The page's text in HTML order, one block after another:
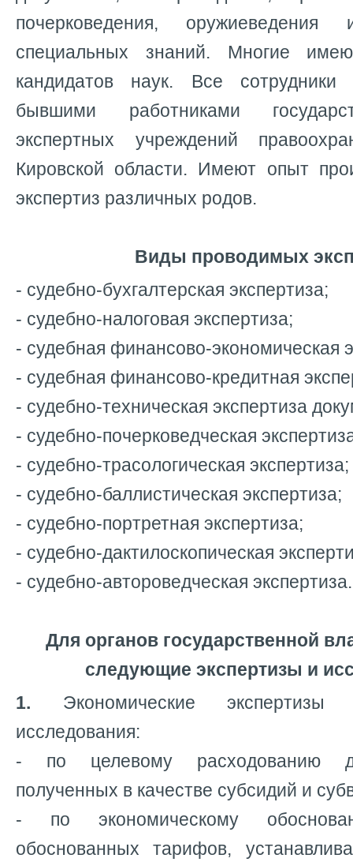
почерковедения,
специальных знаний. Многие
кандидатов наук. Все
бывшими работниками
экспертных учреждений
Кировской области. Имеют опыт
экспертиз различных родов.
Виды проводимых
- судебно-бухгалтерская экспертиза;
- судебно-налоговая экспертиза;
- судебная финансово-экономическая
- судебная финансово-кредитная
- судебно-техническая экспертиза
- судебно-почерковедческая
- судебно-трасологическая экспертиза;
- судебно-баллистическая экспертиза;
- судебно-портретная экспертиза;
- судебно-дактилоскопическая
- судебно-автороведческая экспертиза.
Для органов государственной
следующие экспертизы и
1. Экономические экспертизы
исследования:
- по целевому расходованию
полученных в качестве субсидий и
- по экономическому
обоснованных тарифов,